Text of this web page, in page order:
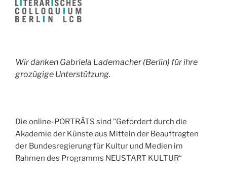
Wir danken Gabriela Lademacher (Berlin) für ihre
grozügige Unterstützung.
Die online-PORTRÄTS sind "Gefördert durch die
Akademie der Künste aus Mitteln der Beauftragten
der Bundesregierung für Kultur und Medien im
Rahmen des Programms NEUSTART KULTUR“